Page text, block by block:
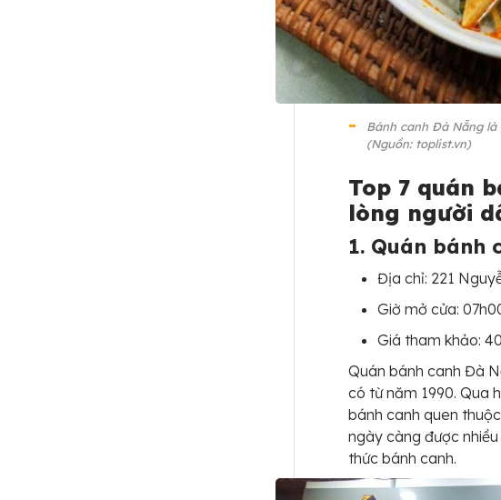
Bánh canh Đà Nẵng
(Nguồn: toplist.vn)
Top 7 quán
lòng người
1. Quán bánh
Địa chỉ: 221
Giờ mở cửa:
Giá tham khảo:
Quán bánh canh Đà
có từ năm 1990. Qua
bánh canh quen
ngày càng được
thức bánh canh.